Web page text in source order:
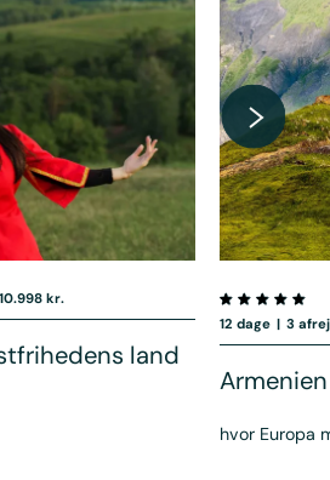
kr.
land
12 dage | 3
hvor Europa